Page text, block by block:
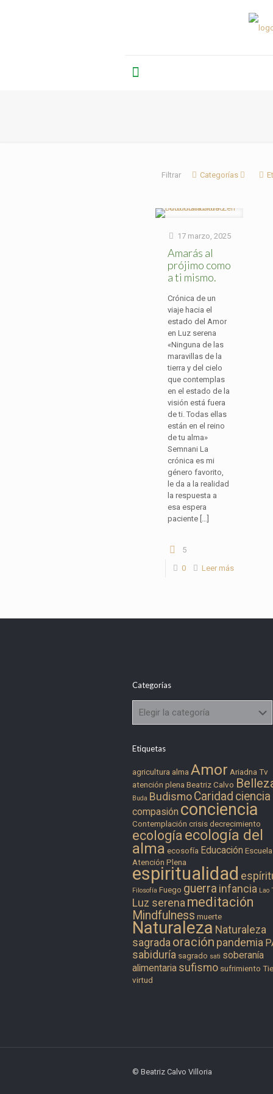
Filtrar Categorías
17 marzo, 2025
Amarás al
prójimo como
a ti mismo.
Crónica de un
viaje hacia el
estado del Amor
en Luz serena
«Ninguna de las
maravillas de la
tierra y del cielo
que contemplas
en el estado de la
visión está fuera
de ti. Todas ellas
están en el reino
de tu alma»
Semnani La
crónica es mi
género favorito,
le da a la realidad
la respuesta a
esa espera
paciente[…]
5
0
Leer más
Categorías
Etiquetas
agricultura alma Amor Ariadna Tv
atención plena Beatriz Calvo
Buda Budismo Caridad ciencia
compasión conciencia
Contemplación crisis decrecimiento
ecología ecología del
alma ecosofía Educación
Atención Plena
espiritualidad
Filosofía Fuego guerra infancia Lao
Luz serena meditación
Mindfulness muerte
Naturaleza Naturaleza
sagrada oración pandemia
sabiduría sagrado sati soberanía
alimentaria sufismo sufrimiento
virtud
© Beatriz Calvo Villoria